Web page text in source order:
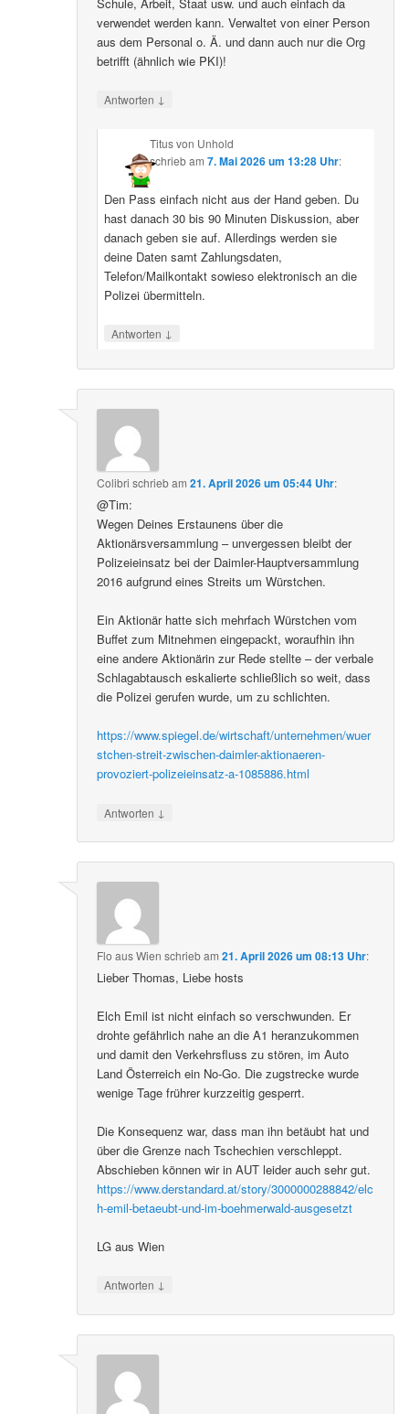
verwendet werden kann. Verwaltet von einer Person
aus dem Personal o. Ä. und dann auch nur die Org
betrifft (ähnlich wie PKI)!
Antworten ↓
Titus von Unhold
schriebam 7. Mai 2026 um 13:28 Uhr:
Den Pass einfach nicht aus der Hand geben. Du
hast danach 30 bis 90 Minuten Diskussion, aber
danach geben sie auf. Allerdings werden sie
deine Daten samt Zahlungsdaten,
Telefon/Mailkontakt sowieso elektronisch an die
Polizei übermitteln.
Antworten ↓
Colibri schriebam21. April 2026 um 05:44 Uhr:
@Tim:
Wegen Deines Erstaunens über die
Aktionärsversammlung – unvergessen bleibt der
Polizeieinsatz bei der Daimler-Hauptversammlung
2016 aufgrund eines Streits um Würstchen.
Ein Aktionär hatte sich mehrfach Würstchen vom
Buffet zum Mitnehmen eingepackt, woraufhin ihn
eine andere Aktionärin zur Rede stellte – der verbale
Schlagabtausch eskalierte schließlich so weit, dass
die Polizei gerufen wurde, um zu schlichten.
https://www.spiegel.de/wirtschaft/unternehmen/wuer
stchen-streit-zwischen-daimler-aktionaeren-
provoziert-polizeieinsatz-a-1085886.html
Antworten ↓
Flo aus Wien schriebam21. April 2026 um 08:13 Uhr:
Lieber Thomas, Liebe hosts
Elch Emil ist nicht einfach so verschwunden. Er
drohte gefährlich nahe an die A1 heranzukommen
und damit den Verkehrsfluss zu stören, im Auto
Land Österreich ein No-Go. Die zugstrecke wurde
wenige Tage frührer kurzzeitig gesperrt.
Die Konsequenz war, dass man ihn betäubt hat und
über die Grenze nach Tschechien verschleppt.
Abschieben können wir in AUT leider auch sehr gut.
https://www.derstandard.at/story/3000000288842/elc
h-emil-betaeubt-und-im-boehmerwald-ausgesetzt
LG aus Wien
Antworten ↓